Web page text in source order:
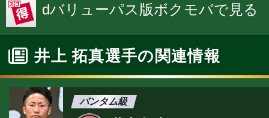
dバリューパス版ボクモバで見る
井上 拓真選手の関連情報
バンタム級